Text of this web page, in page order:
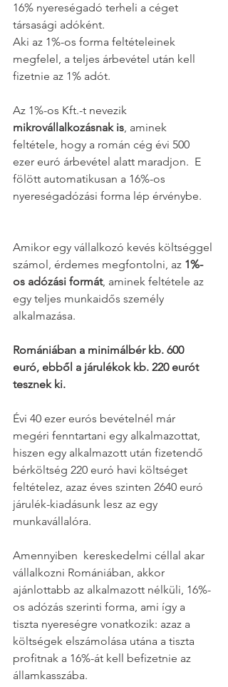
16% nyereségadó terheli a céget
társasági adóként.
Aki az 1%-os forma feltételeinek
megfelel, a teljes árbevétel után kell
fizetnie az 1% adót.
Az 1%-os Kft.-t nevezik
mikrovállalkozásnak is, aminek
feltétele, hogy a román cég évi 500
ezer euró árbevétel alatt maradjon.  E
fölött automatikusan a 16%-os
nyereségadózási forma lép érvénybe.
Amikor egy vállalkozó kevés költséggel
számol, érdemes megfontolni, az 1%-
os adózási formát, aminek feltétele az
egy teljes munkaidős személy
alkalmazása.
Romániában a minimálbér kb. 600
euró, ebből a járulékok kb. 220 eurót
tesznek ki.
Évi 40 ezer eurós bevételnél már
megéri fenntartani egy alkalmazottat,
hiszen egy alkalmazott után fizetendő
bérköltség 220 euró havi költséget
feltételez, azaz éves szinten 2640 euró
járulék-kiadásunk lesz az egy
munkavállalóra.
Amennyiben  kereskedelmi céllal akar
vállalkozni Romániában, akkor
ajánlottabb az alkalmazott nélküli, 16%-
os adózás szerinti forma, ami így a
tiszta nyereségre vonatkozik: azaz a
költségek elszámolása utána a tiszta
profitnak a 16%-át kell befizetnie az
államkasszába.